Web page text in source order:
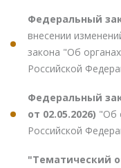
Федеральный
внесении
закона "Об
Российской
Федеральный
от 02.05.2026) "Об
Российской
"Тематический